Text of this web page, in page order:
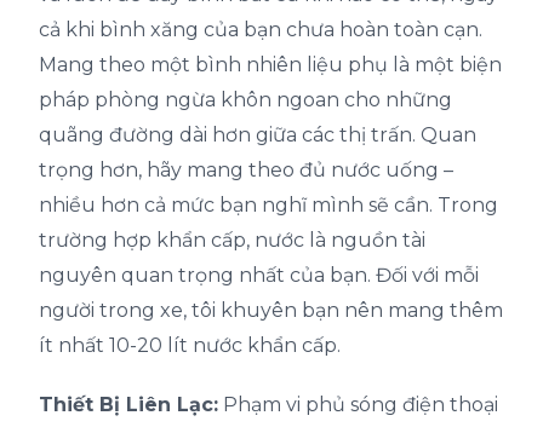
cả khi bình xăng của bạn chưa hoàn toàn cạn.
Mang theo một bình nhiên liệu phụ là một biện
pháp phòng ngừa khôn ngoan cho những
quãng đường dài hơn giữa các thị trấn. Quan
trọng hơn, hãy mang theo đủ nước uống –
nhiều hơn cả mức bạn nghĩ mình sẽ cần. Trong
trường hợp khẩn cấp, nước là nguồn tài
nguyên quan trọng nhất của bạn. Đối với mỗi
người trong xe, tôi khuyên bạn nên mang thêm
ít nhất 10-20 lít nước khẩn cấp.
Thiết Bị Liên Lạc: Phạm vi phủ sóng điện thoại